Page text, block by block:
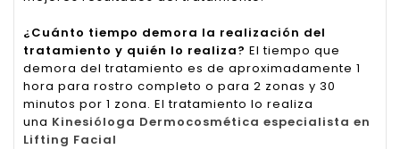
¿Cuánto tiempo demora la realización del
tratamiento y quién lo realiza? El tiempo que
demora del tratamiento es de aproximadamente 1
hora para rostro completo o para 2 zonas y 30
minutos por 1 zona. El tratamiento lo realiza
una Kinesióloga Dermocosmética especialista en
Lifting Facial